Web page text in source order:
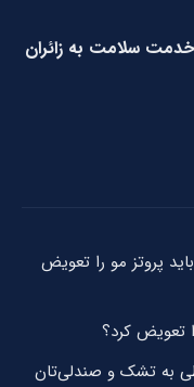
هزار خدمت سلامت به زائران
پروتز مو را تعویض
تعویض کرد؟
به تشک و صندلی‌تان